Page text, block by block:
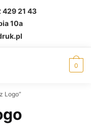
429 21 43
10a
0
Logo”